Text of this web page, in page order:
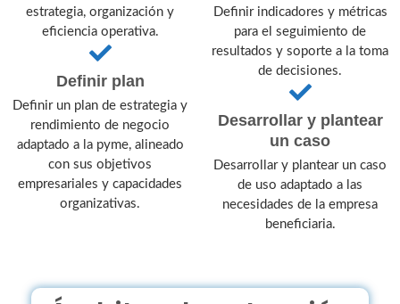
estrategia, organización y
eficiencia operativa.
Definir plan
Definir un plan de estrategia y
rendimiento de negocio
adaptado a la pyme, alineado
con sus objetivos
empresariales y capacidades
organizativas.
Definir indicadores y métricas
para el seguimiento de
resultados y soporte a la toma
de decisiones.
Desarrollar y plantear
un caso
Desarrollar y plantear un caso
de uso adaptado a las
necesidades de la empresa
beneficiaria.